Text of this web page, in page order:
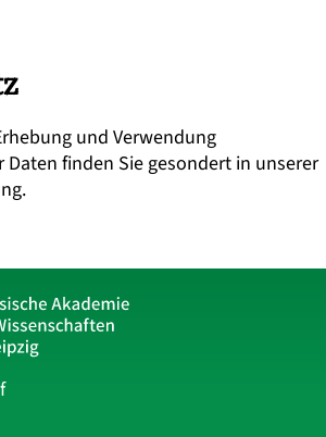
und Verwendung
Daten finden Sie gesondert in unserer
.